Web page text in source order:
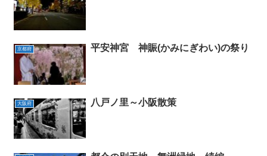
京都府 平安神宮 神賑(かみにぎわい)の祭り
大阪府 八戸ノ里～小阪散策